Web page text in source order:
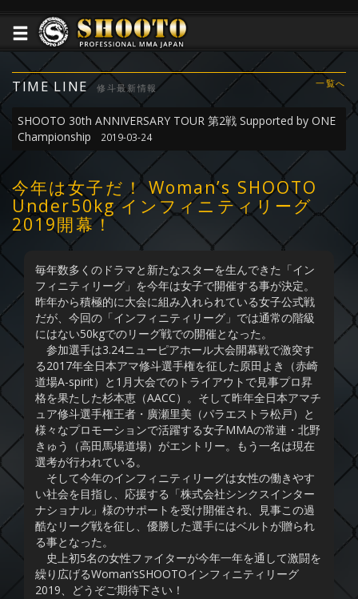
TIME LINE 修斗最新情報 一覧へ
SHOOTO 30th ANNIVERSARY TOUR 第2戦 Supported by ONE
Championship
2019-03-24
今年は女子だ！ Woman’s SHOOTO
Under50kg インフィニティリーグ
2019開幕！
毎年数多くのドラマと新たなスターを生んできた「イン
フィニティリーグ」を今年は女子で開催する事が決定。
昨年から積極的に大会に組み入れられている女子公式戦
だが、今回の「インフィニティリーグ」では通常の階級
にはない50kgでのリーグ戦での開催となった。
参加選手は3.24ニューピアホール大会開幕戦で激突す
る2017年全日本アマ修斗選手権を征した原田よき（赤崎
道場A-spirit）と1月大会でのトライアウトで見事プロ昇
格を果たした杉本恵（AACC）。そして昨年全日本アマチ
ュア修斗選手権王者・廣瀬里美（パラエストラ松戸）と
様々なプロモーションで活躍する女子MMAの常連・北野
きゅう（高田馬場道場）がエントリー。もう一名は現在
選考が行われている。
そして今年のインフィニティリーグは女性の働きやす
い社会を目指し、応援する「株式会社シンクスインター
ナショナル」様のサポートを受け開催され、見事この過
酷なリーグ戦を征し、優勝した選手にはベルトが贈られ
る事となった。
史上初5名の女性ファイターが今年一年を通して激闘を
繰り広げるWoman’sSHOOTOインフィニティリーグ
2019、どうぞご期待下さい！